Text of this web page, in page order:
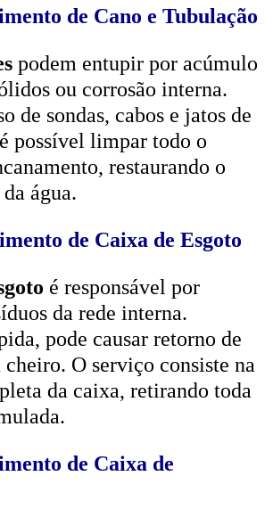
de Cano e Tubulação
podem entupir por acúmulo
ou corrosão interna.
de sondas, cabos e jatos de
possível limpar todo o
restaurando o
água.
de Caixa de Esgoto
é responsável por
da rede interna.
pode causar retorno de
cheiro. O serviço consiste na
da caixa, retirando toda
de Caixa de